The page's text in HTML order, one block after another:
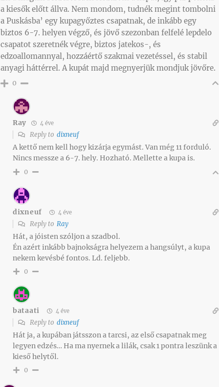
a kiesők előtt állva. Nem mondom, tudnék megint tombolni
a Puskásba’ egy kupagyőztes csapatnak, de inkább egy
biztos 6-7. helyen végző, és jövő szezonban felfelé lepdelo
csapatot szeretnék végre, biztos jatekos-, és
edzoallomannyal, hozzáértő szakmai vezetéssel, és stabil
anyagi háttérrel. A kupát majd megnyerjük mondjuk jövőre.
0
Ray 4 éve
Reply to dixneuf
A kettő nem kell hogy kizárja egymást. Van még 11 forduló.
Nincs messze a 6-7. hely. Hozható. Mellette a kupa is.
0
dixneuf 4 éve
Reply to Ray
Hát, a jóisten szóljon a szadbol.
Én azért inkább bajnokságra helyezem a hangsúlyt, a kupa
nekem kevésbé fontos. Ld. feljebb.
0
bataati 4 éve
Reply to dixneuf
Hát ja, a kupában játsszon a tarcsi, az első csapatnak meg
legyen edzés… Ha ma nyernek a lilák, csak 1 pontra leszünk a
kieső helytől.
0